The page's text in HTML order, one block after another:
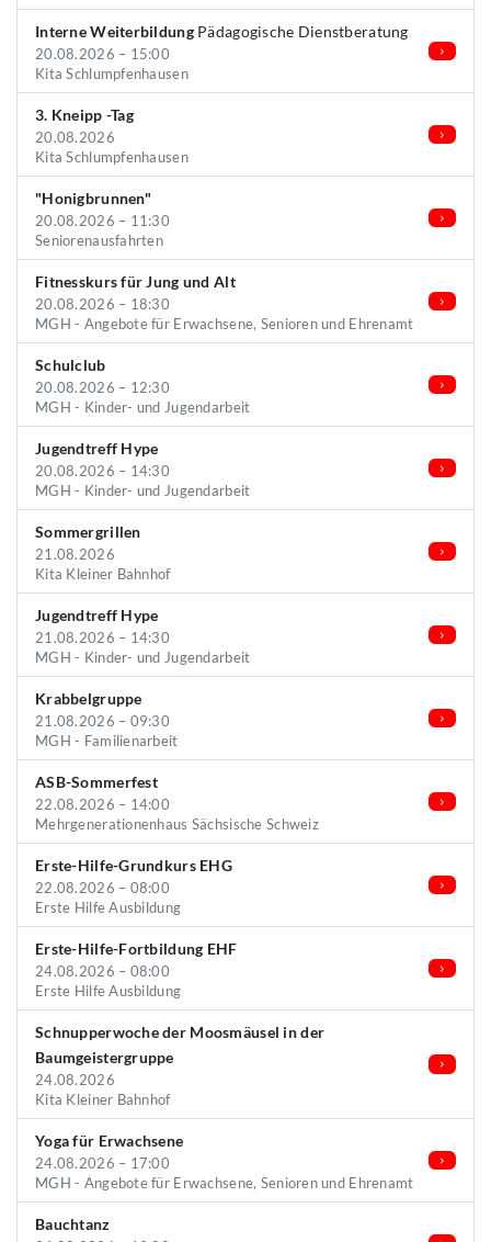
Interne WeiterbildungPädagogische Dienstberatung
20.08.2026 – 15:00
Kita Schlumpfenhausen
3. Kneipp -Tag
20.08.2026
Kita Schlumpfenhausen
"Honigbrunnen"
20.08.2026 – 11:30
Seniorenausfahrten
Fitnesskurs für Jung und Alt
20.08.2026 – 18:30
MGH - Angebote für Erwachsene, Senioren und Ehrenamt
Schulclub
20.08.2026 – 12:30
MGH - Kinder- und Jugendarbeit
Jugendtreff Hype
20.08.2026 – 14:30
MGH - Kinder- und Jugendarbeit
Sommergrillen
21.08.2026
Kita Kleiner Bahnhof
Jugendtreff Hype
21.08.2026 – 14:30
MGH - Kinder- und Jugendarbeit
Krabbelgruppe
21.08.2026 – 09:30
MGH - Familienarbeit
ASB-Sommerfest
22.08.2026 – 14:00
Mehrgenerationenhaus Sächsische Schweiz
Erste-Hilfe-Grundkurs EHG
22.08.2026 – 08:00
Erste Hilfe Ausbildung
Erste-Hilfe-Fortbildung EHF
24.08.2026 – 08:00
Erste Hilfe Ausbildung
Schnupperwoche der Moosmäusel in der
Baumgeistergruppe
24.08.2026
Kita Kleiner Bahnhof
Yoga für Erwachsene
24.08.2026 – 17:00
MGH - Angebote für Erwachsene, Senioren und Ehrenamt
Bauchtanz